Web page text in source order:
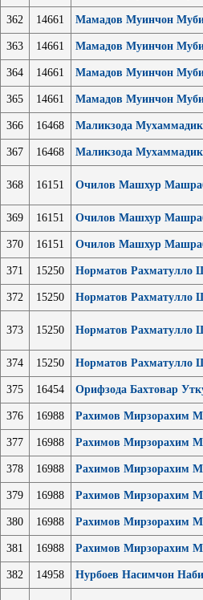
362 14661 Мамадов Муинчон
363 14661 Мамадов Муинчон
364 14661 Мамадов Муинчон
365 14661 Мамадов Муинчон
366 16468 Маликзода
367 16468 Маликзода
368 16151 Очилов Машхур
369 16151 Очилов Машхур
370 16151 Очилов Машхур
371 15250 Норматов Рахматулло
372 15250 Норматов Рахматулло
373 15250 Норматов Рахматулло
374 15250 Норматов Рахматулло
375 16454 Орифзода Бахтовар
376 16988 Рахимов Мирзорахим
377 16988 Рахимов Мирзорахим
378 16988 Рахимов Мирзорахим
379 16988 Рахимов Мирзорахим
380 16988 Рахимов Мирзорахим
381 16988 Рахимов Мирзорахим
382 14958 Нурбоев Насимчон